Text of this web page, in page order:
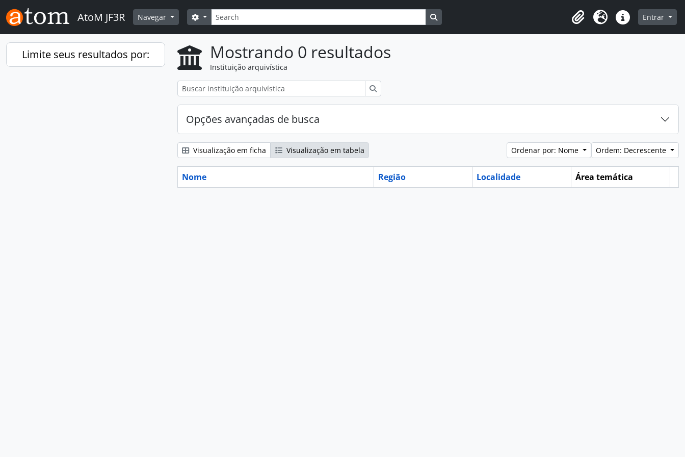
Skip to main content
AtoM JF3R Navegar Buscar
Opções de busca
Clipboard
Idioma Atalhos Entrar
Limite seus resultados por: Mostrando 0 resultados
Instituição arquivística
Opções avançadas de busca
Visualização em ficha Visualização em tabela Ordenar por: Nome Ordem: Decrescente
Nome Região Localidade
Área temática